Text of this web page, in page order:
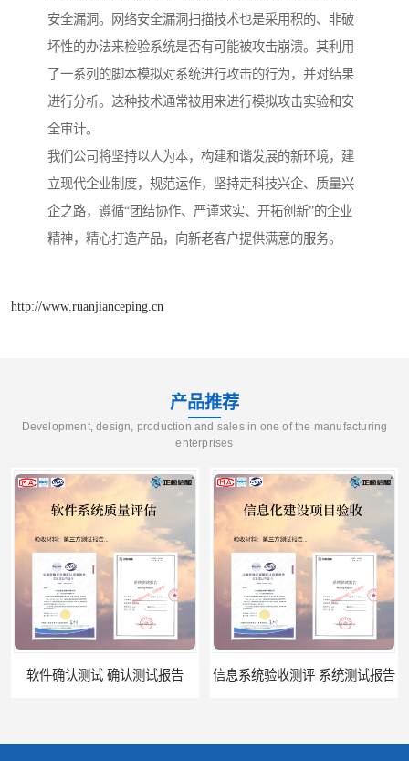
安全漏洞。网络安全漏洞扫描技术也是采用积的、非破
坏性的办法来检验系统是否有可能被攻击崩溃。其利用
了一系列的脚本模拟对系统进行攻击的行为，并对结果
进行分析。这种技术通常被用来进行模拟攻击实验和安
全审计。
我们公司将坚持以人为本，构建和谐发展的新环境，建
立现代企业制度，规范运作，坚持走科技兴企、质量兴
企之路，遵循“团结协作、严谨求实、开拓创新”的企业
精神，精心打造产品，向新老客户提供满意的服务。
http://www.ruanjianceping.cn
产品推荐
Development, design, production and sales in one of the manufacturing
enterprises
确认测试 确认测试报告 信息系统验收测评 系统测试报告